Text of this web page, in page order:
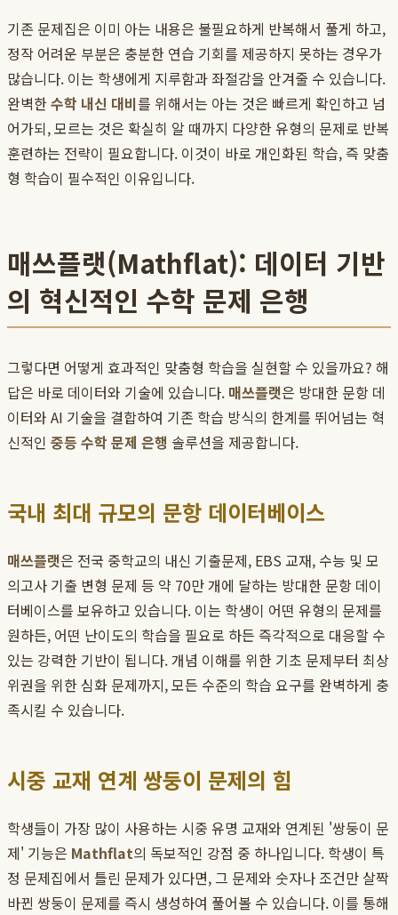
기존 문제집은 이미 아는 내용은 불필요하게 반복해서 풀게 하고,
정작 어려운 부분은 충분한 연습 기회를 제공하지 못하는 경우가
많습니다. 이는 학생에게 지루함과 좌절감을 안겨줄 수 있습니다.
완벽한수학 내신 대비를 위해서는 아는 것은 빠르게 확인하고 넘
어가되, 모르는 것은 확실히 알 때까지 다양한 유형의 문제로 반복
훈련하는 전략이 필요합니다. 이것이 바로 개인화된 학습, 즉 맞춤
형 학습이 필수적인 이유입니다.
매쓰플랫(Mathflat): 데이터 기반
의 혁신적인 수학 문제 은행
그렇다면 어떻게 효과적인 맞춤형 학습을 실현할 수 있을까요? 해
답은 바로 데이터와 기술에 있습니다. 매쓰플랫은 방대한 문항 데
이터와 AI 기술을 결합하여 기존 학습 방식의 한계를 뛰어넘는 혁
신적인 중등 수학 문제 은행 솔루션을 제공합니다.
국내 최대 규모의 문항 데이터베이스
매쓰플랫은 전국 중학교의 내신 기출문제, EBS 교재, 수능 및 모
의고사 기출 변형 문제 등 약 70만 개에 달하는 방대한 문항 데이
터베이스를 보유하고 있습니다. 이는 학생이 어떤 유형의 문제를
원하든, 어떤 난이도의 학습을 필요로 하든 즉각적으로 대응할 수
있는 강력한 기반이 됩니다. 개념 이해를 위한 기초 문제부터 최상
위권을 위한 심화 문제까지, 모든 수준의 학습 요구를 완벽하게 충
족시킬 수 있습니다.
시중 교재 연계 쌍둥이 문제의 힘
학생들이 가장 많이 사용하는 시중 유명 교재와 연계된 '쌍둥이 문
제' 기능은 Mathflat의 독보적인 강점 중 하나입니다. 학생이 특
정 문제집에서 틀린 문제가 있다면, 그 문제와 숫자나 조건만 살짝
바뀐 쌍둥이 문제를 즉시 생성하여 풀어볼 수 있습니다. 이를 통해